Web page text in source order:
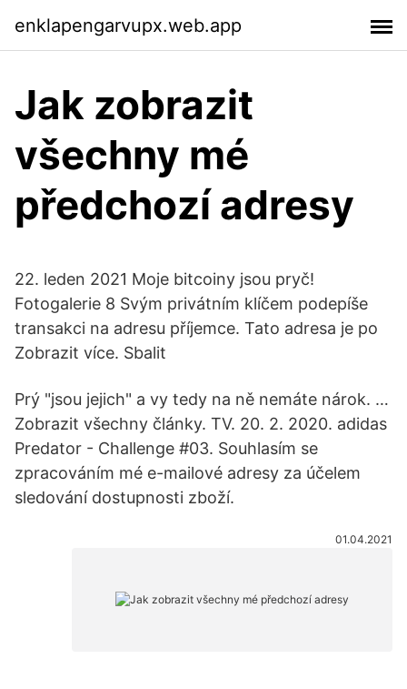
enklapengarvupx.web.app
Jak zobrazit
všechny mé
předchozí adresy
22. leden 2021 Moje bitcoiny jsou pryč!
Fotogalerie 8 Svým privátním klíčem podepíše
transakci na adresu příjemce. Tato adresa je po
Zobrazit více. Sbalit
Prý "jsou jejich" a vy tedy na ně nemáte nárok. …
Zobrazit všechny články. TV. 20. 2. 2020. adidas
Predator - Challenge #03. Souhlasím se
zpracováním mé e-mailové adresy za účelem
sledování dostupnosti zboží.
01.04.2021